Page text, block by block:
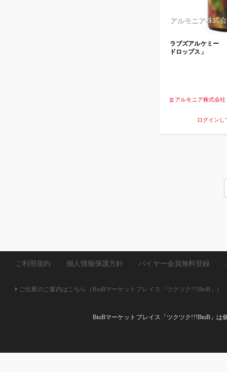
アルモニア株式
ラブズアルケミ
ドロップス」
アルモニア株式会社
ログイン
ご利用規約 個人情報保護方針 バイヤー会員無料登録
ご出展のご案内はこちら（BtoBマーケットプレイス「ツクツク!!!BtoB」）
BtoBマーケットプレイス「ツクツク!!!BtoB」は